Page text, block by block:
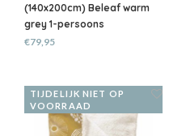
(140x200cm) Beleaf warm
grey 1-persoons
€79,95
TIJDELIJK NIET OP
VOORRAAD